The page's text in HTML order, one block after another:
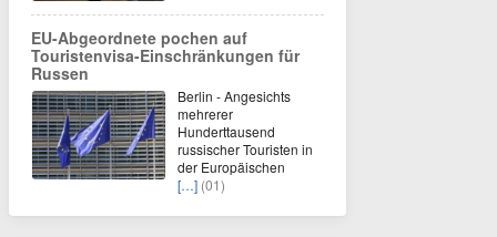
EU-Abgeordnete pochen auf
Touristenvisa-Einschränkungen für
Russen
Berlin - Angesichts
mehrerer
Hunderttausend
russischer Touristen in
der Europäischen
[…] (01)